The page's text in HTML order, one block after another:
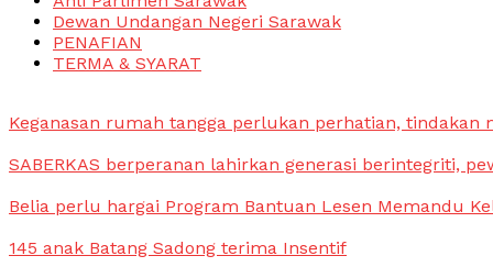
Dewan Undangan Negeri Sarawak
PENAFIAN
TERMA & SYARAT
Keganasan rumah tangga perlukan perhatian, tindakan
SABERKAS berperanan lahirkan generasi berintegriti,
Belia perlu hargai Program Bantuan Lesen Memandu
145 anak Batang Sadong terima Insentif